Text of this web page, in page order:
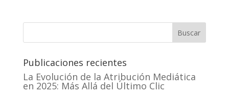
Buscar
Publicaciones recientes
La Evolución de la Atribución Mediática
en 2025: Más Allá del Último Clic